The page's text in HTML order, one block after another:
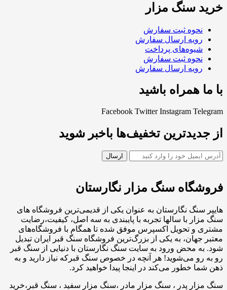
خرید سنگ مزار
نحوه ثبت سفارش
رویه ارسال سفارش
شیوه‌های پرداخت
نحوه ثبت سفارش
رویه ارسال سفارش
با ما همراه باشید
Facebook Twitter Instagram Telegram
از جدیدترین تخفیف‌ها باخبر شوید
فروشگاه سنگ مزار نگارستان
هایپر سنگ نگارستان به عنوان یکی از قدیمی‌ترین فروشگاه های
سنگ مزار با سالها تجربه با پایبندی به سه اصل، کیفیت،رضایت
مشتری و تحویل اکسپرس موفق شده تا همگام با فروشگاه‌های
معتبر جهان، به یکی از بزرگ‌ترین فروشگاه سنگ قبر ایران تبدیل
شود. به محض ورود به سایت سنگ نگارستان با دنیایی از سنگ قبر
رو به رو می‌شوید! هر آنچه در خصوص سنگ قبرکه نیاز دارید و به
ذهن شما خطور می‌کند در اینجا پیدا خواهید کرد.
سنگ مزار پدر ، سنگ مزار مادر ،سنگ مزار سفید ، سنگ قبر،خرید